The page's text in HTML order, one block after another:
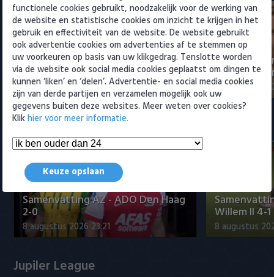
NEC-directeur over transfer Sano
naar PSV: 'Afspraken gesch…
9 augustus 2026 12:25
Eredivisie-
Spanje om
9 augustus
Samenvattingen Eredivisie
Samenvatting AZ - ADO Den Haag
2-0
8 augustus 2026 23:21
Willem II 4-1
8 augustus
Jupiler League
functionele cookies gebruikt, noodzakelijk voor de werking van
de website en statistische cookies om inzicht te krijgen in het
gebruik en effectiviteit van de website. De website gebruikt
ook advertentie cookies om advertenties af te stemmen op
uw voorkeuren op basis van uw klikgedrag. Tenslotte worden
via de website ook social media cookies geplaatst om dingen te
kunnen ‘liken’ en ‘delen’. Advertentie- en social media cookies
zijn van derde partijen en verzamelen mogelijk ook uw
gegevens buiten deze websites. Meer weten over cookies?
Klikhier voor meer informatie.
Keuze opslaan